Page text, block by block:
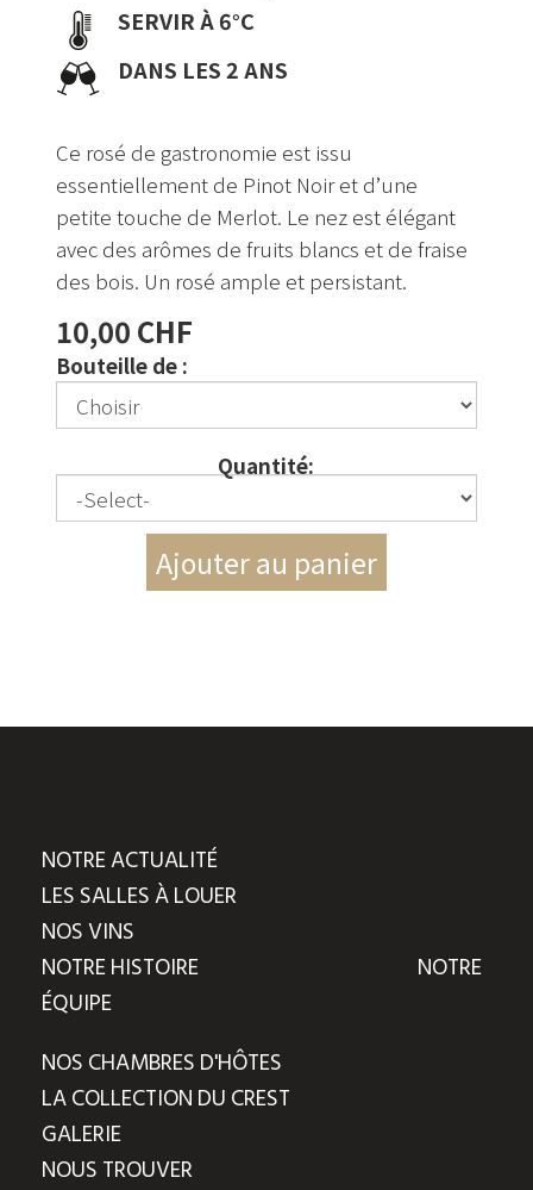
SERVIR À 6°C
DANS LES 2 ANS
Ce rosé de gastronomie est issu
essentiellement de Pinot Noir et d’une
petite touche de Merlot. Le nez est élégant
avec des arômes de fruits blancs et de fraise
des bois. Un rosé ample et persistant.
10,00 CHF
Bouteille de :
Quantité:
NOTRE ACTUALITÉ
LES SALLES À LOUER
NOS VINS
NOTRE HISTOIRE
NOTRE
ÉQUIPE
NOS CHAMBRES D'HÔTES
LA COLLECTION DU CREST
GALERIE
NOUS TROUVER